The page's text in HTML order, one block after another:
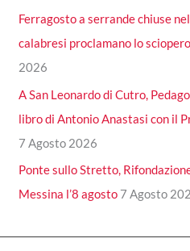
Ferragosto a serrande chiuse
calabresi proclamano lo
2026
A San Leonardo di Cutro,
libro di Antonio Anastasi con il
7 Agosto 2026
Ponte sullo Stretto,
Messina l’8 agosto 7 Agosto